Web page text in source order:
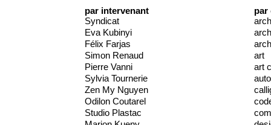
par intervenant
Syndicat
Eva Kubinyi
Félix Farjas
Simon Renaud
Pierre Vanni
Sylvia Tournerie
Zen My Nguyen
Odilon Coutarel
Studio Plastac
par
art
art